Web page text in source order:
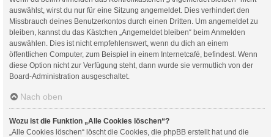
auswählst, wirst du nur für eine Sitzung angemeldet. Dies verhindert den
Missbrauch deines Benutzerkontos durch einen Dritten. Um angemeldet zu
bleiben, kannst du das Kästchen „Angemeldet bleiben“ beim Anmelden
auswählen. Dies ist nicht empfehlenswert, wenn du dich an einem
öffentlichen Computer, zum Beispiel in einem Internetcafé, befindest. Wenn
diese Option nicht zur Verfügung steht, dann wurde sie vermutlich von der
Board-Administration ausgeschaltet.
Nach oben
Wozu ist die Funktion „Alle Cookies löschen“?
„Alle Cookies löschen“ löscht die Cookies, die phpBB erstellt hat und die